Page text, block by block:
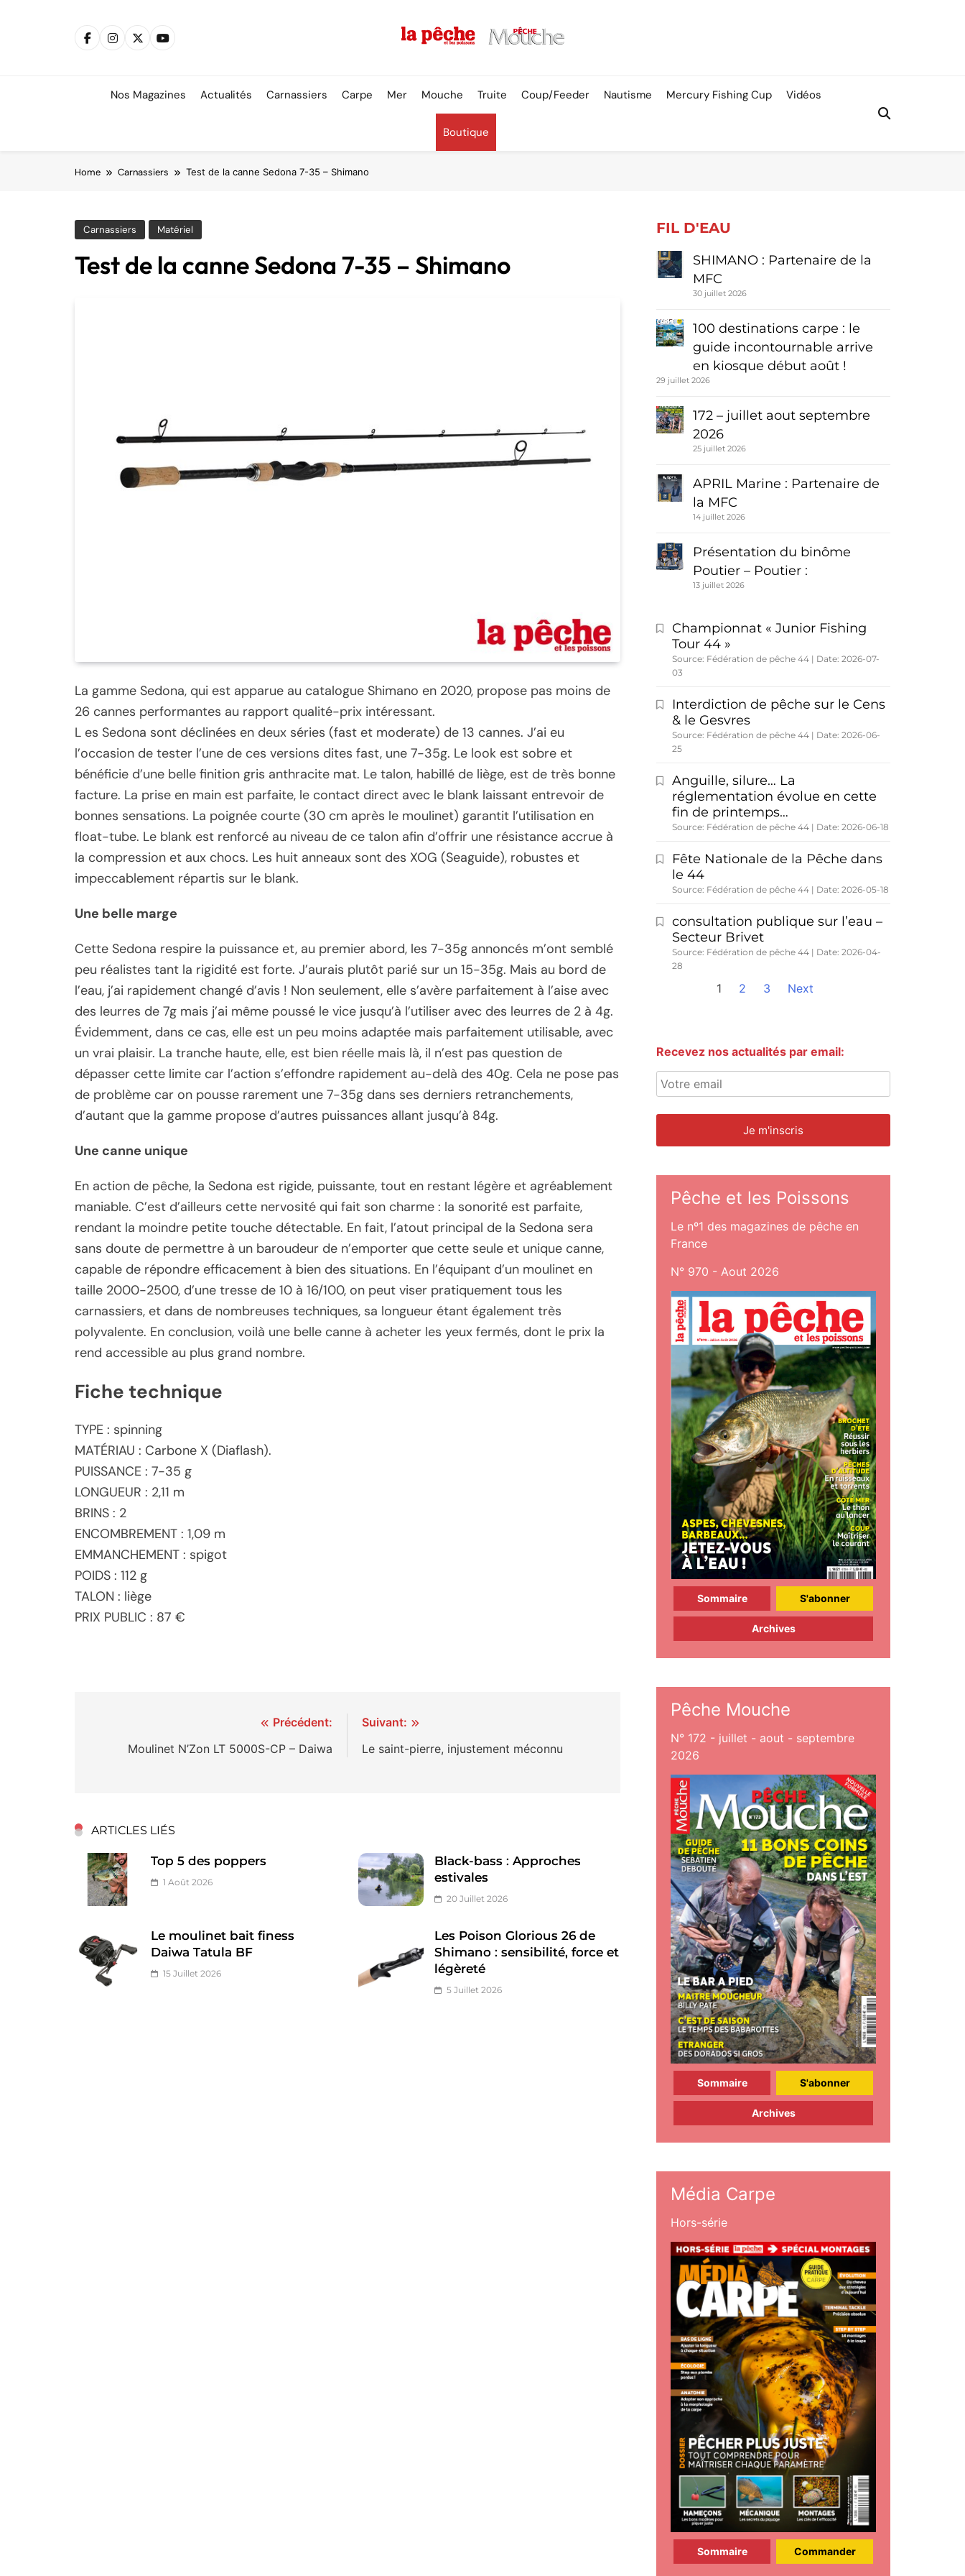
Nos Magazines Actualités Carnassiers Carpe Mer Mouche Truite Coup/Feeder Nautisme Mercury Fishing Cup Vidéos
Boutique
Home Carnassiers Test de la canne Sedona 7-35 – Shimano
Carnassiers Matériel
Test de la canne Sedona 7-35 – Shimano
La gamme Sedona, qui est apparue au catalogue Shimano en 2020, propose pas moins de
26 cannes performantes au rapport qualité-prix intéressant.
L es Sedona sont déclinées en deux séries (fast et moderate) de 13 cannes. J’ai eu
l’occasion de tester l’une de ces versions dites fast, une 7-35g. Le look est sobre et
bénéficie d’une belle finition gris anthracite mat. Le talon, habillé de liège, est de très bonne
facture. La prise en main est parfaite, le contact direct avec le blank laissant entrevoir de
bonnes sensations. La poignée courte (30 cm après le moulinet) garantit l’utilisation en
float-tube. Le blank est renforcé au niveau de ce talon afin d’offrir une résistance accrue à
la compression et aux chocs. Les huit anneaux sont des XOG (Seaguide), robustes et
impeccablement répartis sur le blank.
Une belle marge
Cette Sedona respire la puissance et, au premier abord, les 7-35g annoncés m’ont semblé
peu réalistes tant la rigidité est forte. J’aurais plutôt parié sur un 15-35g. Mais au bord de
l’eau, j’ai rapidement changé d’avis ! Non seulement, elle s’avère parfaitement à l’aise avec
des leurres de 7g mais j’ai même poussé le vice jusqu’à l’utiliser avec des leurres de 2 à 4g.
Évidemment, dans ce cas, elle est un peu moins adaptée mais parfaitement utilisable, avec
un vrai plaisir. La tranche haute, elle, est bien réelle mais là, il n’est pas question de
dépasser cette limite car l’action s’effondre rapidement au-delà des 40g. Cela ne pose pas
de problème car on pousse rarement une 7-35g dans ses derniers retranchements,
d’autant que la gamme propose d’autres puissances allant jusqu’à 84g.
Une canne unique
En action de pêche, la Sedona est rigide, puissante, tout en restant légère et agréablement
maniable. C’est d’ailleurs cette nervosité qui fait son charme : la sonorité est parfaite,
rendant la moindre petite touche détectable. En fait, l’atout principal de la Sedona sera
sans doute de permettre à un baroudeur de n’emporter que cette seule et unique canne,
capable de répondre efficacement à bien des situations. En l’équipant d’un moulinet en
taille 2000-2500, d’une tresse de 10 à 16/100, on peut viser pratiquement tous les
carnassiers, et dans de nombreuses techniques, sa longueur étant également très
polyvalente. En conclusion, voilà une belle canne à acheter les yeux fermés, dont le prix la
rend accessible au plus grand nombre.
Fiche technique
TYPE : spinning
MATÉRIAU : Carbone X (Diaflash).
PUISSANCE : 7-35 g
LONGUEUR : 2,11 m
BRINS : 2
ENCOMBREMENT : 1,09 m
EMMANCHEMENT : spigot
POIDS : 112 g
TALON : liège
PRIX PUBLIC : 87 €
Précédent:
Moulinet N’Zon LT 5000S-CP – Daiwa
Suivant:
Le saint-pierre, injustement méconnu
ARTICLES LIÉS
Top 5 des poppers
1 Août 2026
Black-bass : Approches
estivales
20 Juillet 2026
Le moulinet bait finess
Daiwa Tatula BF
15 Juillet 2026
Les Poison Glorious 26 de
Shimano : sensibilité, force et
légèreté
5 Juillet 2026
FIL D'EAU
SHIMANO : Partenaire de la
MFC
30 juillet 2026
100 destinations carpe : le
guide incontournable arrive
en kiosque début août !
29 juillet 2026
172 – juillet aout septembre
2026
25 juillet 2026
APRIL Marine : Partenaire de
la MFC
14 juillet 2026
Présentation du binôme
Poutier – Poutier :
13 juillet 2026
Championnat « Junior Fishing
Tour 44 »
Source: Fédération de pêche 44
Date: 2026-07-
03
Interdiction de pêche sur le Cens
& le Gesvres
Source: Fédération de pêche 44
Date: 2026-06-
25
Anguille, silure… La
réglementation évolue en cette
fin de printemps…
Source: Fédération de pêche 44 Date: 2026-06-18
Fête Nationale de la Pêche dans
le 44
Source: Fédération de pêche 44 Date: 2026-05-18
consultation publique sur l’eau –
Secteur Brivet
Source: Fédération de pêche 44
Date: 2026-04-
28
1 2 3 Next
Recevez nos actualités par email:
Pêche et les Poissons
Le nº1 des magazines de pêche en
France
N° 970 - Aout 2026
Sommaire S'abonner
Archives
Pêche Mouche
N° 172 - juillet - aout - septembre
2026
Sommaire S'abonner
Archives
Média Carpe
Hors-série
Sommaire Commander